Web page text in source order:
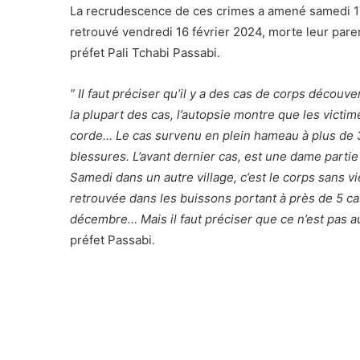
La recrudescence de ces crimes a amené
retrouvé vendredi 16 février 2024, morte leur
préfet Pali Tchabi Passabi.
” Il faut préciser qu’il y a des cas de corps
la plupart des cas, l’autopsie montre que les
corde… Le cas survenu en plein hameau à plus
blessures. L’avant dernier cas, est une dame
Samedi dans un autre village, c’est le corps sans
retrouvée dans les buissons portant à près de 5
décembre… Mais il faut préciser que ce n’est pas
préfet Passabi.